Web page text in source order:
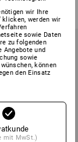
2 Stückwir Ihre
klicken, werden wir
sowie Daten
zu folgenden
Angebote und
sowie
können
den Einsatz
mit MwSt.)